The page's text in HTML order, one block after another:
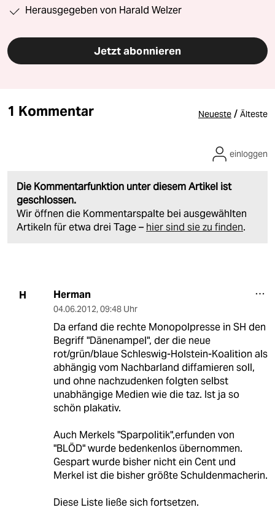
Herausgegeben von Harald Welzer
Jetzt abonnieren
1 Kommentar Neueste / Älteste
Die Kommentarfunktion unter diesem Artikel ist
geschlossen.
Wir öffnen die Kommentarspalte bei ausgewählten
Artikeln für etwa drei Tage – hier sind sie zu finden.
einloggen
H Herman
04.06.2012, 09:48 Uhr
Da erfand die rechte Monopolpresse in SH den
Begriff "Dänenampel", der die neue
rot/grün/blaue Schleswig-Holstein-Koalition als
abhängig vom Nachbarland diffamieren soll,
und ohne nachzudenken folgten selbst
unabhängige Medien wie die taz. Ist ja so
schön plakativ.
Auch Merkels "Sparpolitik",erfunden von
"BLÖD" wurde bedenkenlos übernommen.
Gespart wurde bisher nicht ein Cent und
Merkel ist die bisher größte Schuldenmacherin.
Diese Liste ließe sich fortsetzen.